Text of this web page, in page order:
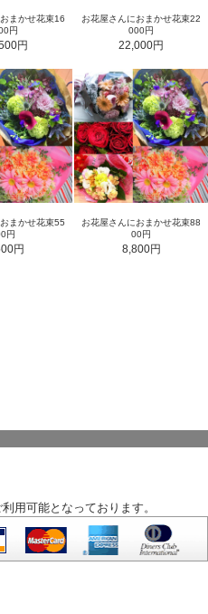
まかせ花束16
円
円
お花屋さんにおまかせ花束22
000円
22,000円
まかせ花束55
円
円
お花屋さんにおまかせ花束88
00円
8,800円
用可能となっております。